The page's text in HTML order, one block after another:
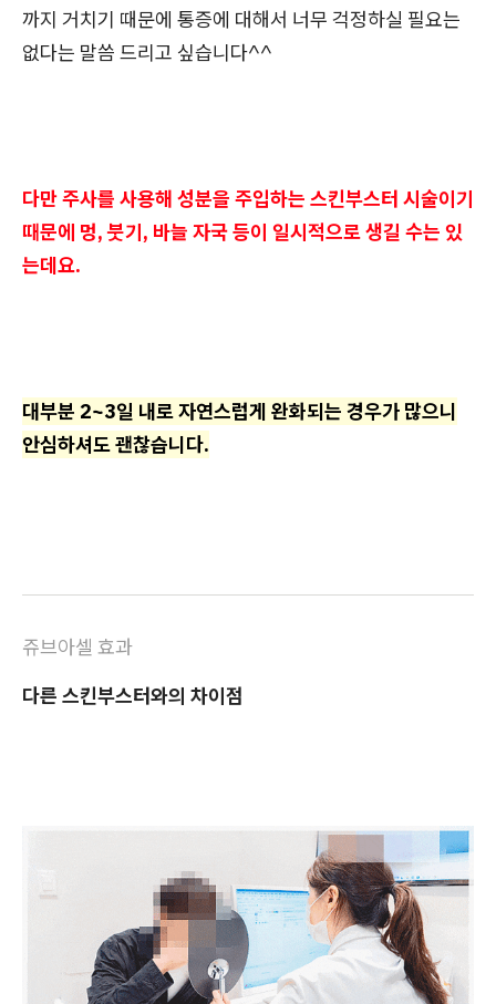
까지 거치기 때문에 통증에 대해서 너무 걱정하실 필요는
없다는 말씀 드리고 싶습니다^^
다만 주사를 사용해 성분을 주입하는 스킨부스터 시술이기
때문에 멍, 붓기, 바늘 자국 등이 일시적으로 생길 수는 있
는데요.
대부분 2~3일 내로 자연스럽게 완화되는 경우가 많으니
안심하셔도 괜찮습니다.
쥬브아셀 효과
다른 스킨부스터와의 차이점